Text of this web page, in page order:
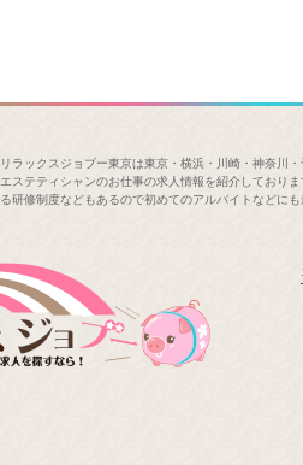
リラックスジョブー東京は東京・横浜・川崎・神奈川
エステティシャンのお仕事の求人情報を紹介しており
る研修制度などもあるので初めてのアルバイトなどに